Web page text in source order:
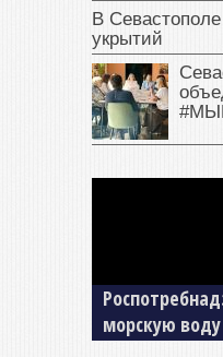
В
укрытий
В Крыму у
изъяли
накопил
ГИБДД